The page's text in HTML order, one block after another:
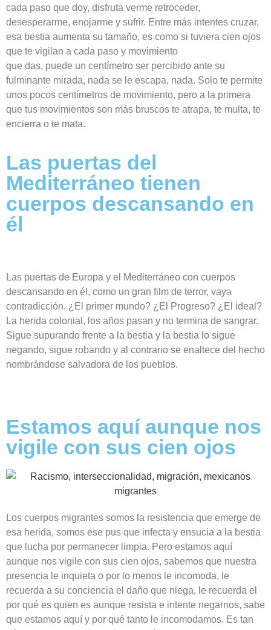
cada paso que doy, disfruta verme retroceder,
desesperarme, enojarme y sufrir. Entre más intentes cruzar,
esa bestia aumenta su tamaño, es como si tuviera cien ojos
que te vigilan a cada paso y movimiento
que das, puede un centímetro ser percibido ante su
fulminante mirada, nada se le escapa, nada. Solo te permite
unos pocos centímetros de movimiento, pero a la primera
que tus movimientos son más bruscos te atrapa, te multa, te
encierra o te mata.
Las puertas del
Mediterráneo tienen
cuerpos descansando en
él
Las puertas de Europa y el Mediterráneo con cuerpos
descansando en él, como un gran film de terror, vaya
contradicción. ¿El primer mundo? ¿El Progreso? ¿El ideal?
La herida colonial, los años pasan y no termina de sangrar.
Sigue supurando frente a la bestia y la bestia lo sigue
negando, sigue robando y al contrario se enaltece del hecho
nombrándose salvadora de los pueblos.
Estamos aquí aunque nos
vigile con sus cien ojos
Los cuerpos migrantes somos la resistencia que emerge de
esa herida, somos ese pus que infecta y ensucia a la bestia
que lucha por permanecer limpia. Pero estamos aquí
aunque nos vigile con sus cien ojos, sabemos que nuestra
presencia le inquieta o por lo menos le incomoda, le
recuerda a su conciencia el daño que niega, le recuerda el
por qué es quien es aunque resista e intente negarnos, sabe
que estamos aquí y por qué tanto le incomodamos. Es tan